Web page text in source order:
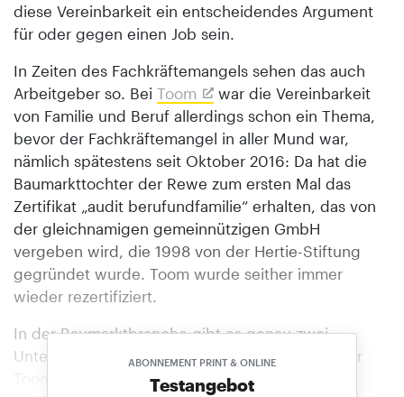
ABONNEMENT PRINT & ONLINE
Testangebot
diese Vereinbarkeit ein entscheidendes Argument
für oder gegen einen Job sein.
In Zeiten des Fachkräftemangels sehen das auch
Arbeitgeber so. Bei Toom
war die Vereinbarkeit
von Familie und Beruf allerdings schon ein Thema,
bevor der Fachkräftemangel in aller Mund war,
nämlich spätestens seit Oktober 2016: Da hat die
Baumarkttochter der Rewe zum ersten Mal das
Zertifikat „audit berufundfamilie“ erhalten, das von
der gleichnamigen gemeinnützigen GmbH
vergeben wird, die 1998 von der Hertie-Stiftung
gegründet wurde. Toom wurde seither immer
wieder rezertifiziert.
In der Baumarktbranche gibt es genau zwei
Unternehmen, die dieses Zertifikat haben: Außer
Toom ist es Globus Baumarkt. Die Saarländer